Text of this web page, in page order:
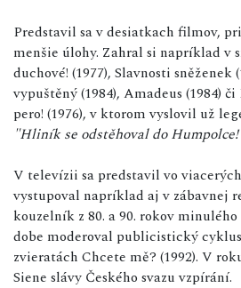
Predstavil sa v desiatkach filmov,
menšie úlohy. Zahral si napríklad
duchové! (1977), Slavnosti sněženek
vypuštěný (1984), Amadeus (1984)
pero! (1976), v ktorom vyslovil už
"Hliník se odstěhoval do
V televízii sa predstavil vo
vystupoval napríklad aj v zábavnej
kouzelník z 80. a 90. rokov
dobe moderoval publicistický
zvieratách Chcete mě? (1992). V
Siene slávy Českého svazu vzpírání.